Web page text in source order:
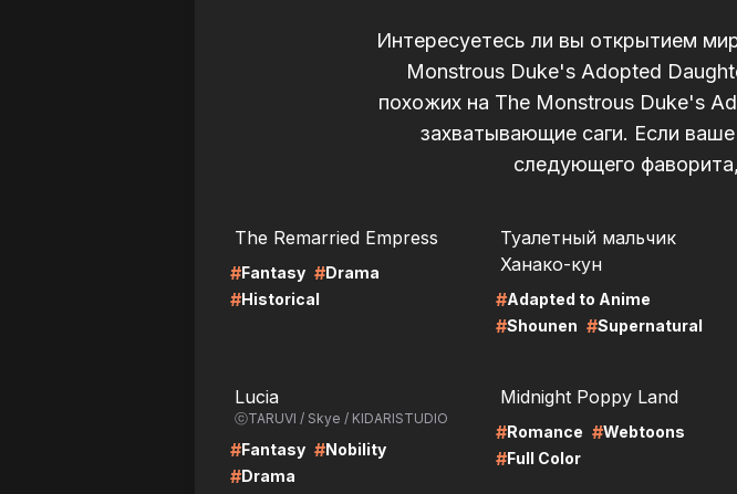
Интересуетесь ли вы открытием
Monstrous Duke's Adopted
похожих на The Monstrous Duke's
захватывающие саги. Если
следующего
The Remarried Empress
#Fantasy #Drama
#Historical
Туалетный мальчик
Ханако-кун
#Adapted to Anime
#Shounen #Supernatural
Lucia
ⓒTARUVI / Skye / KIDARISTUDIO
#Fantasy #Nobility
#Drama
Midnight Poppy Land
#Romance #Webtoons
#Full Color